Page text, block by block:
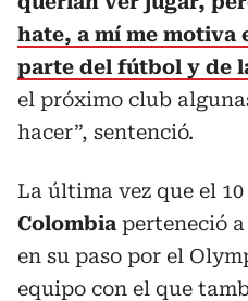
hate, a mí me motiva
parte del fútbol y de
el próximo club
hacer”, sentenció.
La última vez que el 10
Colombia perteneció
en su paso por el
equipo con el que